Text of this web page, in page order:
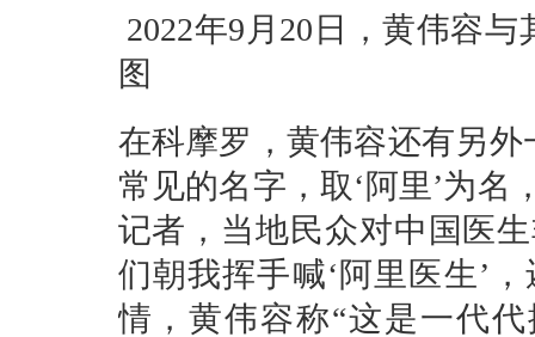
2022年9月20日，黄伟容
图
在科摩罗，黄伟容还有另
常见的名字，取‘阿里’为
记者，当地民众对中国医
们朝我挥手喊‘阿里医生’
情，黄伟容称“这是一代